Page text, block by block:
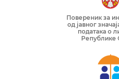
Повереник за
од јавног
података о
Републике